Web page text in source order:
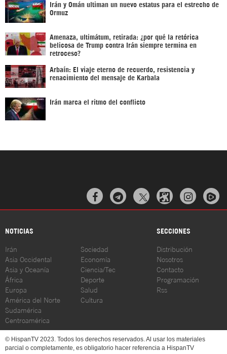
Irán y Omán ultiman un nuevo estatus para el estrecho de
Ormuz
Amenaza, ultimátum, retirada: ¿por qué la retórica
belicosa de Trump contra Irán siempre termina en
retroceso?
Arbaín: El viaje eterno de recuerdo, resistencia y
renacimiento del mensaje de Karbala
Irán marca el ritmo del conflicto
  
NOTICIAS SECCIONES
Irán
Asia Occidental
Asia y Oceanía
África
Europa
América del Norte
Sudamérica
Centroamérica
Sociedad
Economía
Ciencia/Tec
Deporte
Salud
Cultura
Distribución
Nosotros
Contacto
Programación
Rss
© HispanTV 2023. Todos los derechos reservados. Al usar los materiales
parcial o completamente, es obligatorio hacer referencia a HispanTV